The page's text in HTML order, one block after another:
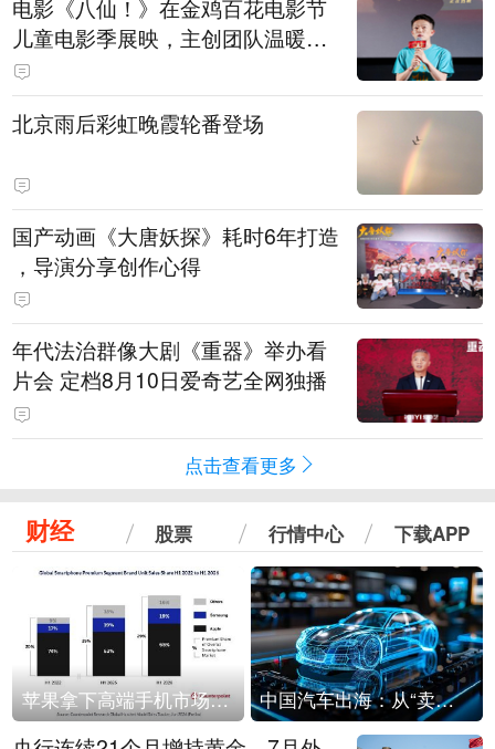
电影《八仙！》在金鸡百花电影节
儿童电影季展映，主创团队温暖寄
语小观众
北京雨后彩虹晚霞轮番登场
国产动画《大唐妖探》耗时6年打造
，导演分享创作心得
年代法治群像大剧《重器》举办看
片会 定档8月10日爱奇艺全网独播
点击查看更多
财经 股票 行情中心 下载APP
苹果拿下高端手机市场65%的份额：iPhone 17系列功不可没 中国汽车出海：从“卖出去”到“走进去”